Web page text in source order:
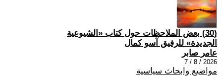
(30) بعض الملاحظات حول كتاب «الشيوعية
الجديدة» للرفيق آسو كمال
عامر صابر
2026 / 8 / 7
مواضيع وابحاث سياسية